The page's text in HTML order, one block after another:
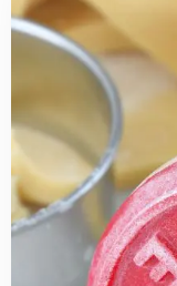
more
about
stempelkoekjes